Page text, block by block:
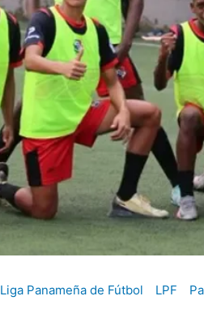
Liga Panameña de Fútbol LPF